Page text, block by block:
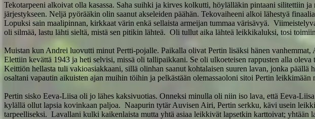
Tekotarpeeni alkoivat olla kasassa. Saha suihki ja kirves kolkutti, höylälläkin pintaani silitettiin
järjestykseen. Neljä pyörääkin olin saanut akseleiden päähän. Tekovaiheeni alkoi lähestyä
Lopuksi sain maalipinnan, kirkkaat värin enkä sellaista armeijan tummaa värisävyä.
oli silmää, lastu lähti sieltä, mistä sen pitikin lähteä. Oli tullut aika lähteä leikkikaluksi, tosi
Muistan kun Andrei luovutti minut Pertti-pojalle. Paikalla olivat Pertin lisäksi hänen
Elettiin kevättä 1943 ja heti selvisi, missä oli tallipaikkani. Se oli ulkoeteisen rappusten alla
Keittiön hellasta tuli vakioasiakkaani, sillä olinhan saanut kohtalaisen suuren lavan, jonka
osaltani vapautin aikuisten ajan muihin töihin ja pelkästään olemassaoloni sitoi Pertin leikkimään
Pertin sisko Eeva-Liisa oli jo lähes kaksivuotias. Onneksi minulla oli niin iso lava, että Eeva-
kylällä ollut lapsia kovinkaan paljoa. Naapurin tytär Auvisen Airi, Pertin serkku, kävi usein
tarpeelliseksi. Lavallani kulki kaikenlaista mutta yhtä asiaa leikkivät lapsetkin karttoivat; yhtään